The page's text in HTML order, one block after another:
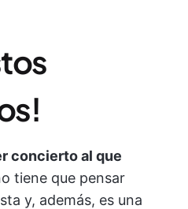
concierto al que
tiene que pensar
y, además, es una